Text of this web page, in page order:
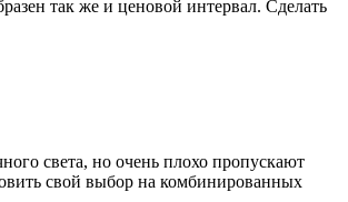
так же и ценовой интервал. Сделать
света, но очень плохо пропускают
свой выбор на комбинированных